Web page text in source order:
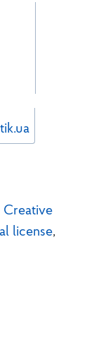
Creative
license,